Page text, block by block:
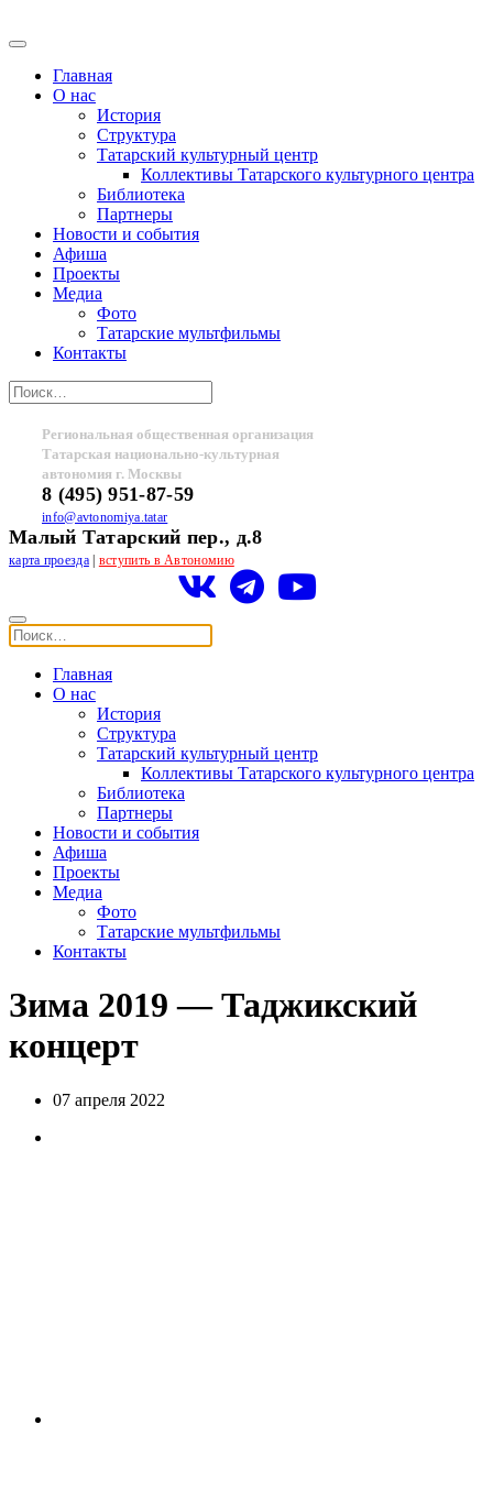
Главная
О нас
История
Структура
Татарский культурный центр
Коллективы Татарского культурного центра
Библиотека
Партнеры
Новости и события
Афиша
Проекты
Медиа
Фото
Татарские мультфильмы
Контакты
Региональная общественная организация
Татарская национально-культурная
автономия г. Москвы
8 (495) 951-87-59
info@avtonomiya.tatar
Малый Татарский пер., д.8
карта проезда| вступить в Автономию
Главная
О нас
История
Структура
Татарский культурный центр
Коллективы Татарского культурного центра
Библиотека
Партнеры
Новости и события
Афиша
Проекты
Медиа
Фото
Татарские мультфильмы
Контакты
Зима 2019 — Таджикский
концерт
07 апреля 2022